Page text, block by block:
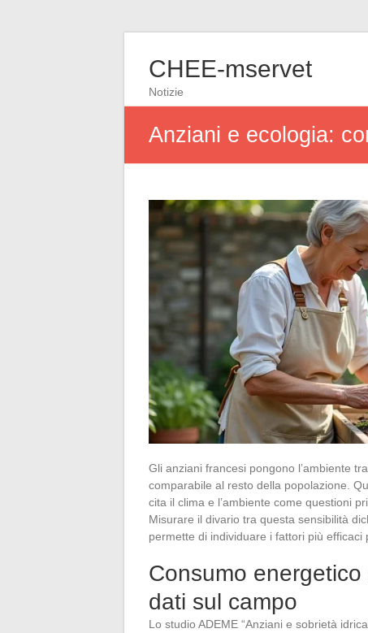
CHEE-mservet
Notizie
Anziani e ecologia:
Gli anziani francesi pongono l’ambiente
comparabile al resto della popolazione.
cita il clima e l’ambiente come questioni
Misurare il divario tra questa sensibilità
permette di individuare i fattori più efficaci
Consumo
dati sul campo
Lo studio ADEME “Anziani e sobrietà